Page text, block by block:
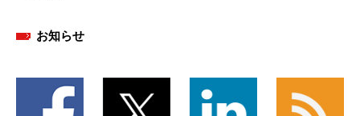
お知らせ